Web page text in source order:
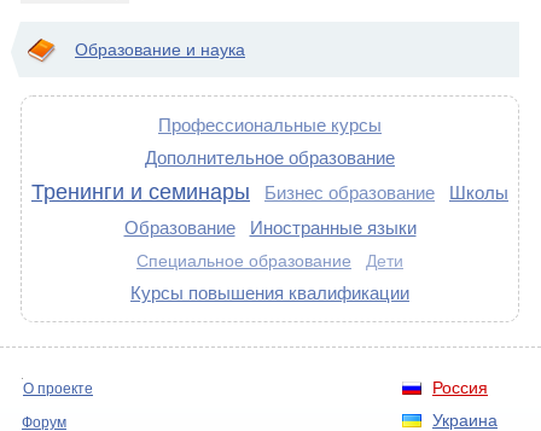
Образование и наука
Профессиональные курсы
Дополнительное образование
Тренинги и семинары Бизнес образование
Школы
Образование
Иностранные языки
Специальное образование Дети
Курсы повышения квалификации
Россия
Украина
О проекте
Форум